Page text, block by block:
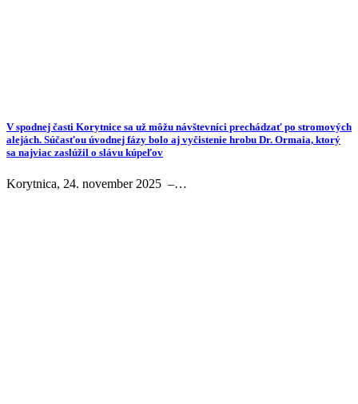
V spodnej časti Korytnice sa už môžu návštevníci prechádzať po stromových
alejách. Súčasťou úvodnej fázy bolo aj vyčistenie hrobu Dr. Ormaia, ktorý
sa najviac zaslúžil o slávu kúpeľov
Korytnica, 24. november 2025 –…